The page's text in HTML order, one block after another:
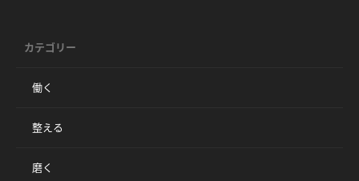
カテゴリー
働く
整える
磨く